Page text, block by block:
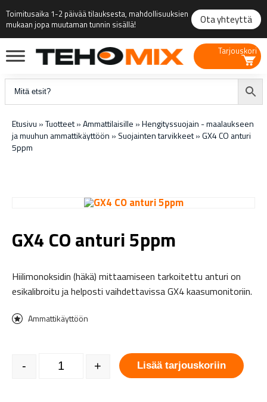
Toimitusaika 1-2 päivää tilauksesta, mahdollisuuksien
mukaan jopa muutaman tunnin sisällä!
Ota yhteyttä
Tarjouskori
Etusivu »Tuotteet»Ammattilaisille »Hengityssuojain - maalaukseen
ja muuhun ammattikäyttöön » Suojainten tarvikkeet»GX4 CO anturi
5ppm
GX4 CO anturi 5ppm
Hiilimonoksidin (häkä) mittaamiseen tarkoitettu anturi on
esikalibroitu ja helposti vaihdettavissa GX4 kaasumonitoriin.
Ammattikäyttöön
GX4 CO anturi 5ppm määrä
- + Lisää tarjouskoriin